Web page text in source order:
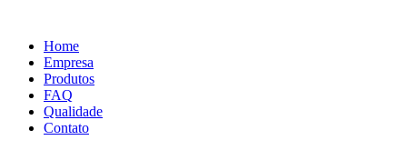
conteúdo
Home
Empresa
Produtos
FAQ
Qualidade
Contato